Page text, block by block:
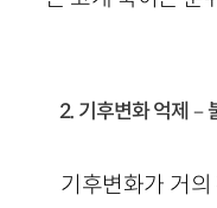
2. 기후변화 억제－
기후변화가 거